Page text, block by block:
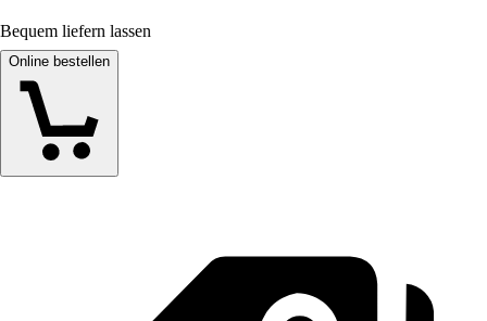
Bequem liefern lassen
Online bestellen